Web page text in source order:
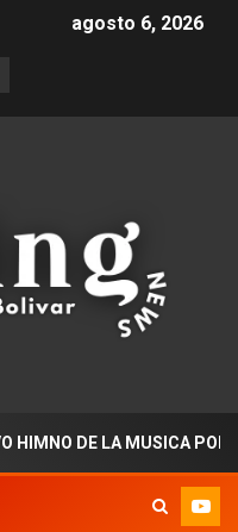
agosto 6, 2026
DE LA MUSICA POPULAR